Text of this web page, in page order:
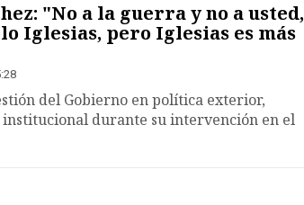
"No a la guerra y no a usted,
Iglesias, pero Iglesias es más
del Gobierno en política exterior,
durante su intervención en el